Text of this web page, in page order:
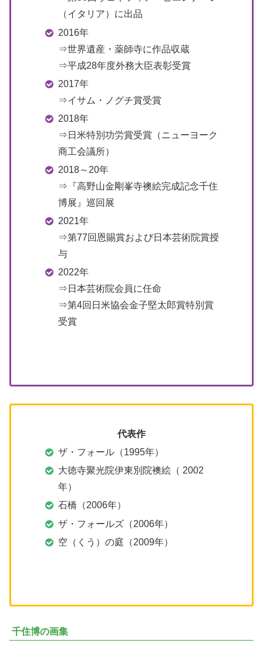
（イタリア）に出品
2016年
⇒世界遺産・薬師寺に作品収蔵
⇒平成28年度外務大臣表彰受賞
2017年
⇒イサム・ノグチ賞受賞
2018年
⇒日米特別功労賞受賞（ニューヨーク
商工会議所）
2018～20年
⇒『高野山金剛峯寺襖絵完成記念千住
博展』巡回展
2021年
⇒第77回恩賜賞および日本芸術院賞授
与
2022年
⇒日本芸術院会員に任命
⇒第4回日米協会金子堅太郎賞特別賞
受賞
代表作
ザ・フォール（1995年）
大徳寺聚光院伊東別院襖絵（ 2002
年）
石橋（2006年）
ザ・フォールズ（2006年）
空（くう）の庭（2009年）
千住博の画集